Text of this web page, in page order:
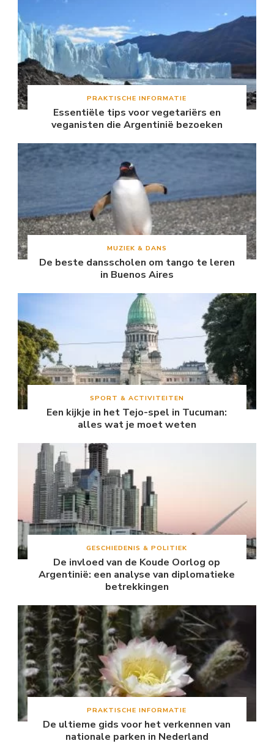
PRAKTISCHE INFORMATIE
Essentiële tips voor vegetariërs en
veganisten die Argentinië bezoeken
MUZIEK & DANS
De beste dansscholen om tango te leren
in Buenos Aires
SPORT & ACTIVITEITEN
Een kijkje in het Tejo-spel in Tucuman:
alles wat je moet weten
GESCHIEDENIS & POLITIEK
De invloed van de Koude Oorlog op
Argentinië: een analyse van diplomatieke
betrekkingen
PRAKTISCHE INFORMATIE
De ultieme gids voor het verkennen van
nationale parken in Nederland